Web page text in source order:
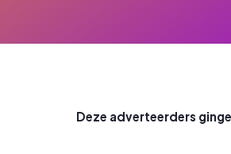
Deze adverteerders